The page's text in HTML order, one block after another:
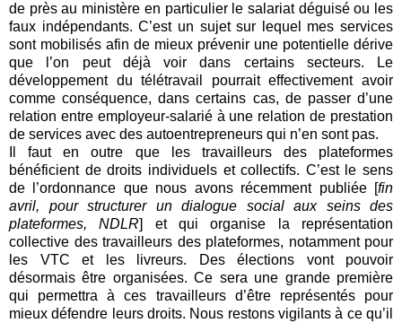
de près au ministère en particulier le salariat déguisé ou les
faux indépendants. C’est un sujet sur lequel mes services
sont mobilisés afin de mieux prévenir une potentielle dérive
que l’on peut déjà voir dans certains secteurs. Le
développement du télétravail pourrait effectivement avoir
comme conséquence, dans certains cas, de passer d’une
relation entre employeur-salarié à une relation de prestation
de services avec des autoentrepreneurs qui n’en sont pas.
Il faut en outre que les travailleurs des plateformes
bénéficient de droits individuels et collectifs. C’est le sens
de l’ordonnance que nous avons récemment publiée [fin
avril, pour structurer un dialogue social aux seins des
plateformes, NDLR] et qui organise la représentation
collective des travailleurs des plateformes, notamment pour
les VTC et les livreurs. Des élections vont pouvoir
désormais être organisées. Ce sera une grande première
qui permettra à ces travailleurs d’être représentés pour
mieux défendre leurs droits. Nous restons vigilants à ce qu’il